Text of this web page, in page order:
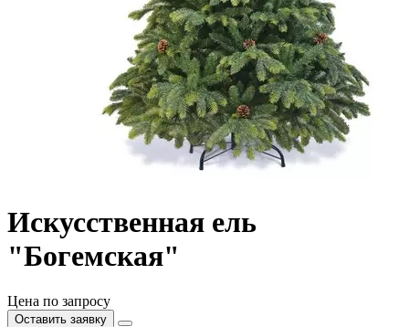
Искусственная ель
"Богемская"
Цена по запросу
Оставить заявку